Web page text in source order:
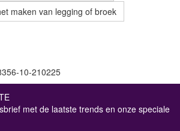
maken van legging of broek
10-210225
met de laatste trends en onze speciale